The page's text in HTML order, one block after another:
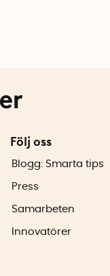
Följ oss
Blogg: Smarta tips
Press
Samarbeten
Innovatörer